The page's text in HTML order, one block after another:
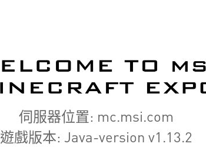
伺服器位置: mc.msi.com
遊戲版本: Java-version v1.13.2